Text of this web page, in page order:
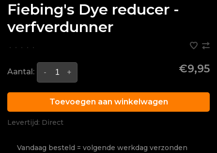
Fiebing's Dye reducer -
verfverdunner
• • • • •
Aantal: +
- €9,95
Toevoegen aan winkelwagen
Levertijd: Direct
Vandaag besteld = volgende werkdag verzonden